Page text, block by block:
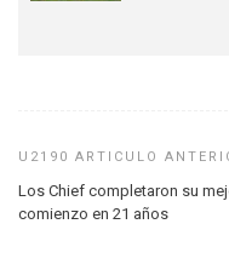
Los Chief completaron su
comienzo en 21 años